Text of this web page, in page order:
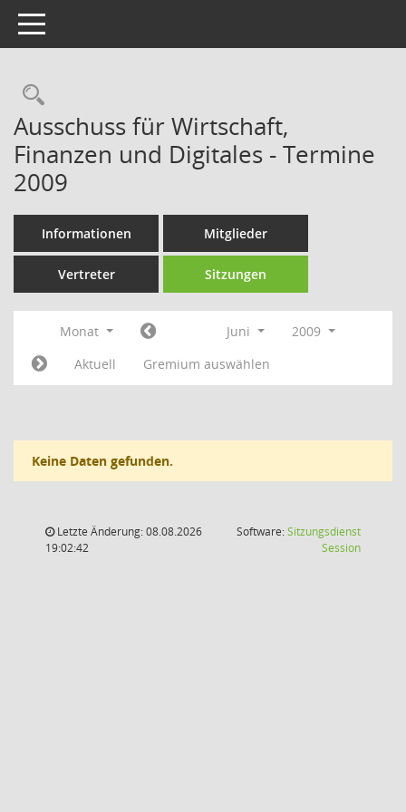
Toggle navigation
Rechercheauswahl
Ausschuss für Wirtschaft,
Finanzen und Digitales - Termine
2009
Informationen Mitglieder
Vertreter Sitzungen
Monat Juni
2009
Aktuell
Gremium auswählen
Keine Daten gefunden.
Letzte Änderung: 08.08.2026
19:02:42
Software:Sitzungsdienst
Session(Wird in